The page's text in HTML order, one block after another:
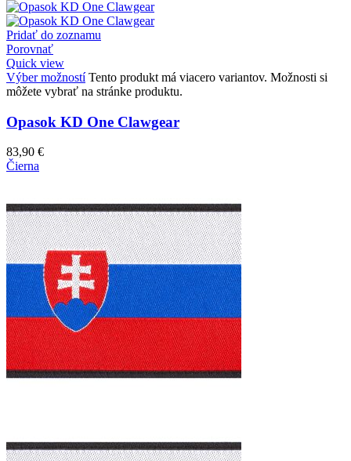
Pridať do zoznamu
Porovnať
Quick view
Výber možností Tento produkt má viacero variantov. Možnosti si
môžete vybrať na stránke produktu.
Opasok KD One Clawgear
83,90 €
Čierna